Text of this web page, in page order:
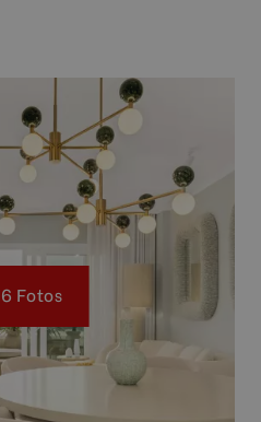
Fotos